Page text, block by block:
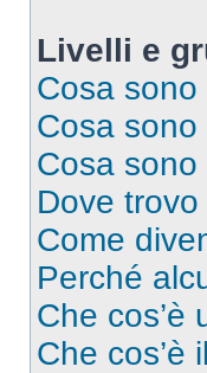
Livelli e
Cosa sono
Cosa
Cosa
Dove
Come
Perché
Che cos’è
Che cos’è